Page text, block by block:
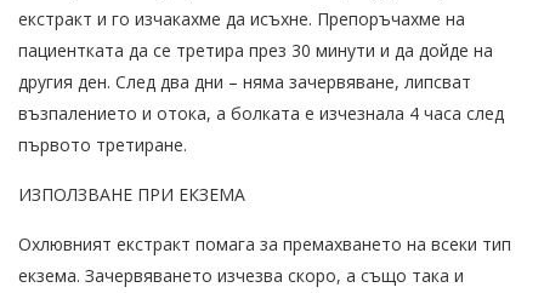
екстракт и го изчакахме да исъхне. Препоръчахме на
пациентката да се третира през 30 минути и да дойде на
другия ден. След два дни – няма зачервяване, липсват
възпалението и отока, а болката е изчезнала 4 часа след
първото третиране.
ИЗПОЛЗВАНЕ ПРИ ЕКЗЕМА
Охлювният екстракт помага за премахването на всеки тип
екзема. Зачервяването изчезва скоро, а също така и